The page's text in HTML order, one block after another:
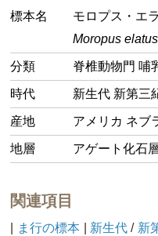
標本名
モロプス・エ
Moropus elatus
分類 脊椎動物門 哺
時代 新生代 新第三
産地 アメリカ ネブ
地層 アゲート化石
関連項目
ま行の標本 新生代 / 新